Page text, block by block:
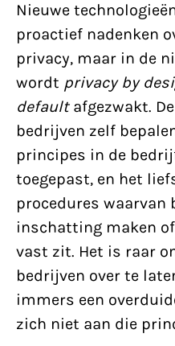
Nieuwe
proactief nadenken
privacy, maar in de
wordt privacy by
defaultafgezwakt.
bedrijven zelf
principes in de
toegepast, en het
procedures waarvan
inschatting maken
vast zit. Het is raar
bedrijven over te
immers een
zich niet aan die